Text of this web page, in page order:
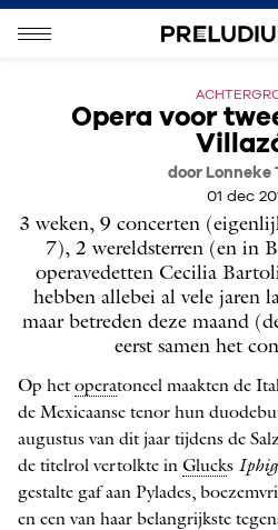
Opera voor
door Lonneke
01 dec
3 weken, 9 concerten
7), 2 wereld­sterren (en in
operavedetten Cecilia
hebben allebei al vele jaren
maar betreden deze maand
eerst samen het
Op hetoperatoneel maakten de
de Mexicaanse tenor hun
augustus van dit jaar tijdens de
de titelrol vertolkte in Glucks
gestalte gaf aan Pylades,
en een van haar belangrijkste